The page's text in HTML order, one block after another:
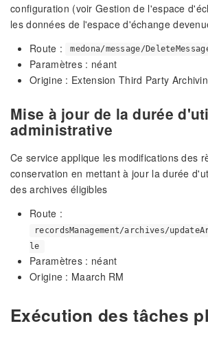
configuration (voir Gestion de l'espace
les données de l'espace d'échange
Route :
medona/message/
Paramètres : néant
Origine : Extension Third Party
Mise à jour de la durée
administrative
Ce service applique les modifications des
conservation en mettant à jour la durée
des archives éligibles
Route :
recordsManagement/archives/
le
Paramètres : néant
Origine : Maarch RM
Exécution des tâches